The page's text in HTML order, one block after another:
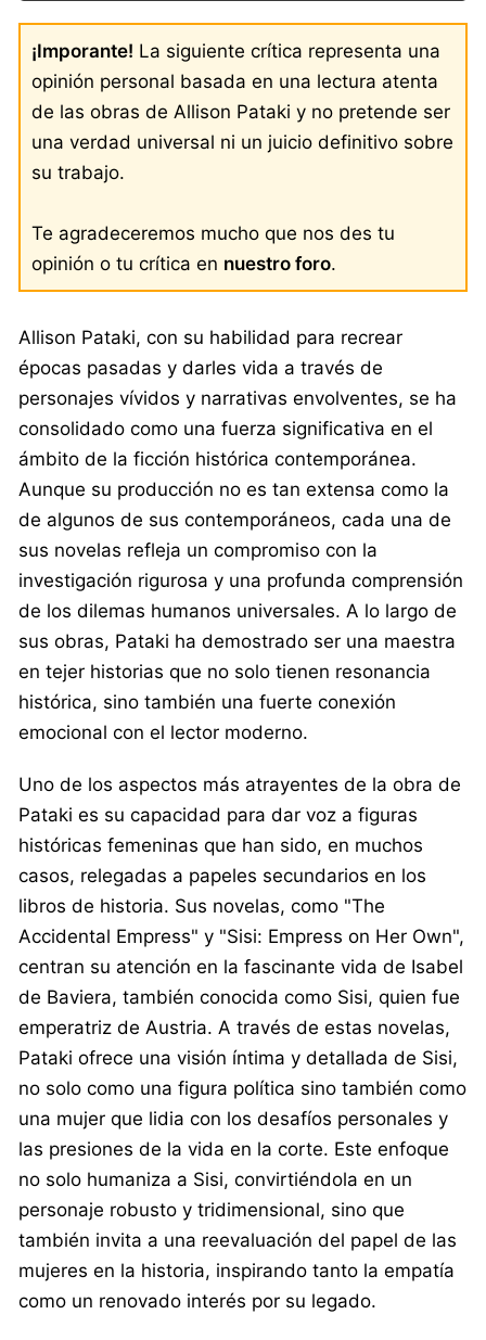
¡Imporante! La siguiente crítica representa una
opinión personal basada en una lectura atenta
de las obras de Allison Pataki y no pretende ser
una verdad universal ni un juicio definitivo sobre
su trabajo.
Te agradeceremos mucho que nos des tu
opinión o tu crítica en nuestro foro.
Allison Pataki, con su habilidad para recrear
épocas pasadas y darles vida a través de
personajes vívidos y narrativas envolventes, se ha
consolidado como una fuerza significativa en el
ámbito de la ficción histórica contemporánea.
Aunque su producción no es tan extensa como la
de algunos de sus contemporáneos, cada una de
sus novelas refleja un compromiso con la
investigación rigurosa y una profunda comprensión
de los dilemas humanos universales. A lo largo de
sus obras, Pataki ha demostrado ser una maestra
en tejer historias que no solo tienen resonancia
histórica, sino también una fuerte conexión
emocional con el lector moderno.
Uno de los aspectos más atrayentes de la obra de
Pataki es su capacidad para dar voz a figuras
históricas femeninas que han sido, en muchos
casos, relegadas a papeles secundarios en los
libros de historia. Sus novelas, como "The
Accidental Empress" y "Sisi: Empress on Her Own",
centran su atención en la fascinante vida de Isabel
de Baviera, también conocida como Sisi, quien fue
emperatriz de Austria. A través de estas novelas,
Pataki ofrece una visión íntima y detallada de Sisi,
no solo como una figura política sino también como
una mujer que lidia con los desafíos personales y
las presiones de la vida en la corte. Este enfoque
no solo humaniza a Sisi, convirtiéndola en un
personaje robusto y tridimensional, sino que
también invita a una reevaluación del papel de las
mujeres en la historia, inspirando tanto la empatía
como un renovado interés por su legado.